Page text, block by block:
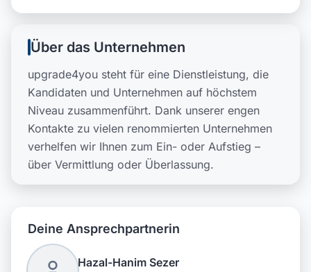
Über das Unternehmen
upgrade4you steht für eine Dienstleistung, die
Kandidaten und Unternehmen auf höchstem
Niveau zusammenführt. Dank unserer engen
Kontakte zu vielen renommierten Unternehmen
verhelfen wir Ihnen zum Ein- oder Aufstieg –
über Vermittlung oder Überlassung.
Deine Ansprechpartnerin
Hazal-Hanim Sezer